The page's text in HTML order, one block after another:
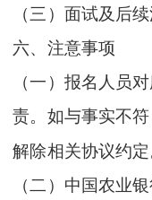
（三）面试及后
六、注意事项
（一）报名人员
责。如与事实不
解除相关协议约定
（二）中国农业